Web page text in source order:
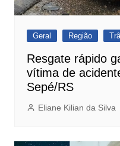
Geral Região
Resgate rápido
vítima de
Sepé/RS
Eliane Kilian da Silva